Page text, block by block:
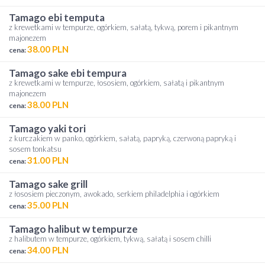
tamago ebi temputa
z krewetkami w tempurze, ogórkiem, sałatą, tykwą, porem i pikantnym
majonezem
cena:38.00 PLN
tamago sake ebi tempura
z krewetkami w tempurze, łososiem, ogórkiem, sałatą i pikantnym
majonezem
cena:38.00 PLN
tamago yaki tori
z kurczakiem w panko, ogórkiem, sałatą, papryką, czerwoną papryką i
sosem tonkatsu
cena:31.00 PLN
tamago sake grill
z łososiem pieczonym, awokado, serkiem philadelphia i ogórkiem
cena:35.00 PLN
tamago halibut w tempurze
z halibutem w tempurze, ogórkiem, tykwą, sałatą i sosem chilli
cena:34.00 PLN